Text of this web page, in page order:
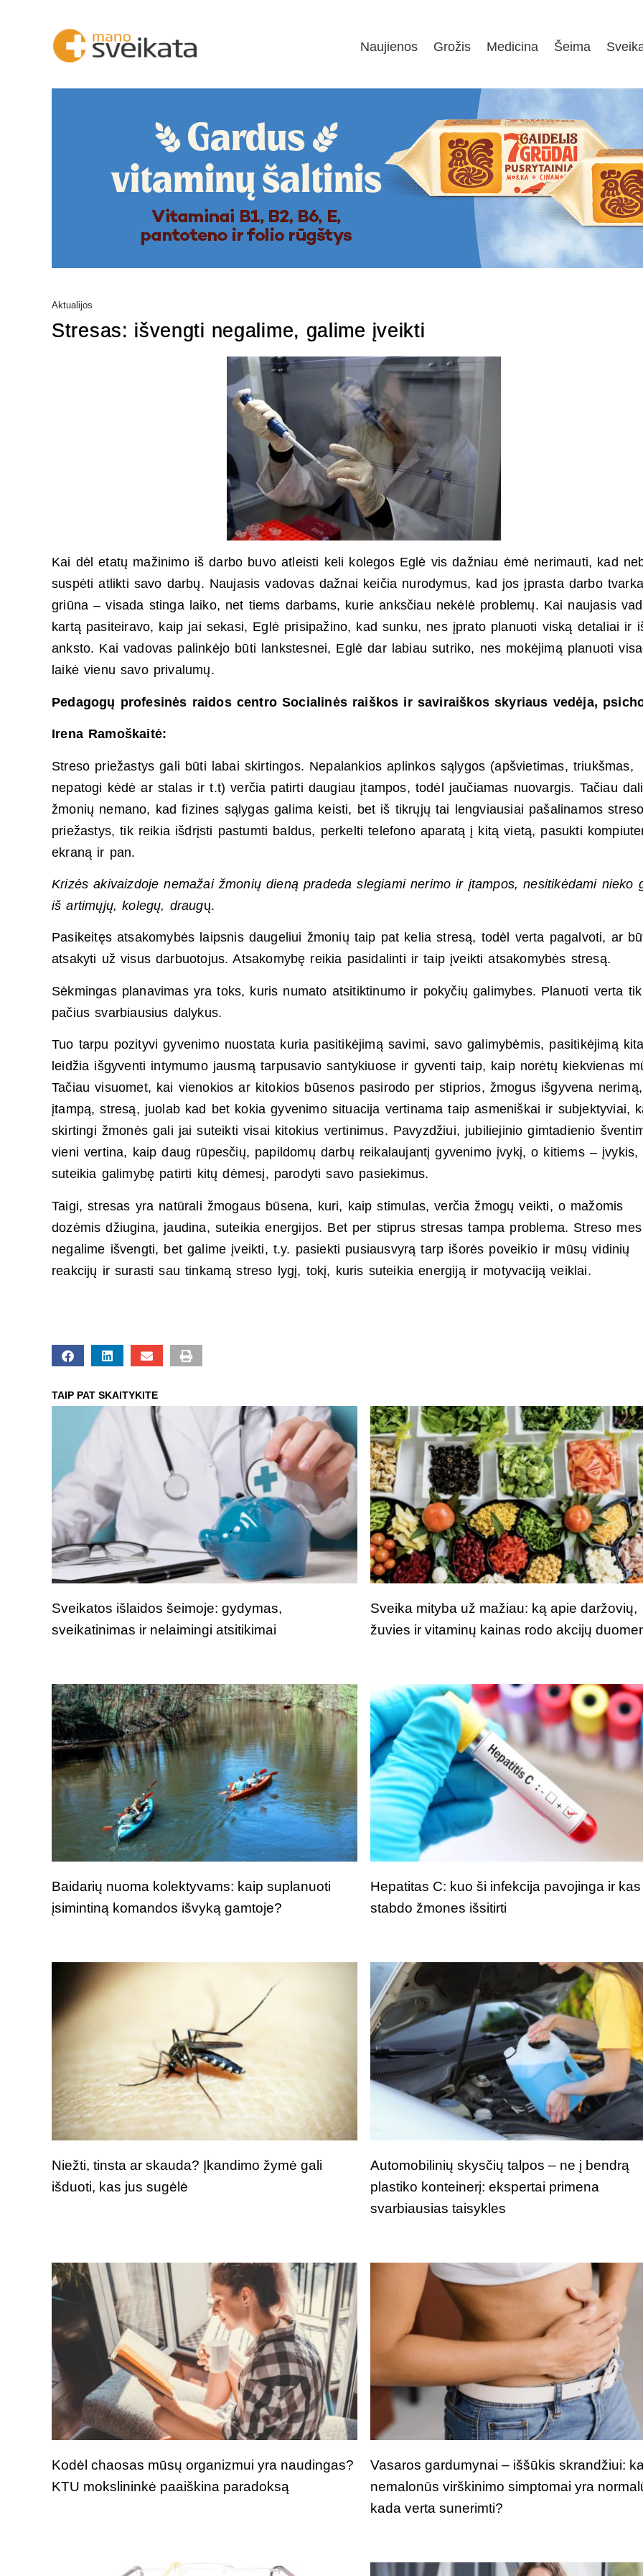
Naujienos Grožis Medicina Šeima
Aktualijos
Stresas: išvengti negalime, galime įveikti
Kai dėl etatų mažinimo iš darbo buvo atleisti keli kolegos Eglė vis dažniau ėmė nerimauti, kad
suspėti atlikti savo darbų. Naujasis vadovas dažnai keičia nurodymus, kad jos įprasta darbo
griūna – visada stinga laiko, net tiems darbams, kurie anksčiau nekėlė problemų. Kai naujasis
kartą pasiteiravo, kaip jai sekasi, Eglė prisipažino, kad sunku, nes įprato planuoti viską detaliai ir
anksto. Kai vadovas palinkėjo būti lankstesnei, Eglė dar labiau sutriko, nes mokėjimą planuoti
laikė vienu savo privalumų.
Pedagogų profesinės raidos centro Socialinės raiškos ir saviraiškos skyriaus vedėja,
Irena Ramoškaitė:
Streso priežastys gali būti labai skirtingos. Nepalankios aplinkos sąlygos (apšvietimas, triukšmas,
nepatogi kėdė ar stalas ir t.t) verčia patirti daugiau įtampos, todėl jaučiamas nuovargis. Tačiau
žmonių nemano, kad fizines sąlygas galima keisti, bet iš tikrųjų tai lengviausiai pašalinamos
priežastys, tik reikia išdrįsti pastumti baldus, perkelti telefono aparatą į kitą vietą, pasukti
ekraną ir pan.
Krizės akivaizdoje nemažai žmonių dieną pradeda slegiami nerimo ir įtampos, nesitikėdami nieko
iš artimųjų, kolegų, draugų.
Pasikeitęs atsakomybės laipsnis daugeliui žmonių taip pat kelia stresą, todėl verta pagalvoti, ar
atsakyti už visus darbuotojus. Atsakomybę reikia pasidalinti ir taip įveikti atsakomybės stresą.
Sėkmingas planavimas yra toks, kuris numato atsitiktinumo ir pokyčių galimybes. Planuoti verta tik
pačius svarbiausius dalykus.
Tuo tarpu pozityvi gyvenimo nuostata kuria pasitikėjimą savimi, savo galimybėmis, pasitikėjimą
leidžia išgyventi intymumo jausmą tarpusavio santykiuose ir gyventi taip, kaip norėtų kiekvienas
Tačiau visuomet, kai vienokios ar kitokios būsenos pasirodo per stiprios, žmogus išgyvena nerimą,
įtampą, stresą, juolab kad bet kokia gyvenimo situacija vertinama taip asmeniškai ir subjektyviai,
skirtingi žmonės gali jai suteikti visai kitokius vertinimus. Pavyzdžiui, jubiliejinio gimtadienio
vieni vertina, kaip daug rūpesčių, papildomų darbų reikalaujantį gyvenimo įvykį, o kitiems – įvykis,
suteikia galimybę patirti kitų dėmesį, parodyti savo pasiekimus.
Taigi, stresas yra natūrali žmogaus būsena, kuri, kaip stimulas, verčia žmogų veikti, o mažomis
dozėmis džiugina, jaudina, suteikia energijos. Bet per stiprus stresas tampa problema. Streso mes
negalime išvengti, bet galime įveikti, t.y. pasiekti pusiausvyrą tarp išorės poveikio ir mūsų vidinių
reakcijų ir surasti sau tinkamą streso lygį, tokį, kuris suteikia energiją ir motyvaciją veiklai.
TAIP PAT SKAITYKITE
Sveikatos išlaidos šeimoje: gydymas,
sveikatinimas ir nelaimingi atsitikimai
Sveika mityba už mažiau: ką apie daržovių,
žuvies ir vitaminų kainas rodo akcijų
Baidarių nuoma kolektyvams: kaip suplanuoti
įsimintiną komandos išvyką gamtoje?
Hepatitas C: kuo ši infekcija pavojinga ir kas
stabdo žmones išsitirti
Niežti, tinsta ar skauda? Įkandimo žymė gali
išduoti, kas jus sugėlė
Automobilinių skysčių talpos – ne į bendrą
plastiko konteinerį: ekspertai primena
svarbiausias taisykles
Kodėl chaosas mūsų organizmui yra naudingas?
KTU mokslininkė paaiškina paradoksą
Vasaros gardumynai – iššūkis skrandžiui:
nemalonūs virškinimo simptomai yra
kada verta sunerimti?